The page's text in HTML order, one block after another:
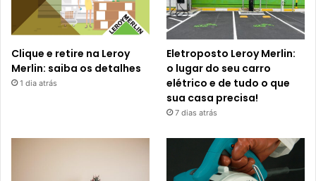
Clique e retire na Leroy
Merlin: saiba os detalhes
1 dia atrás
Eletroposto Leroy Merlin:
o lugar do seu carro
elétrico e de tudo o que
sua casa precisa!
7 dias atrás